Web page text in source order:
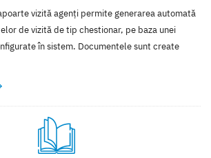
vizită agenți permite generarea automată
de vizită de tip chestionar, pe baza unei
în sistem. Documentele sunt create